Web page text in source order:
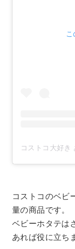
コストコのベビ
量の商品です。
ベビーホタテは
あれば役に立ち